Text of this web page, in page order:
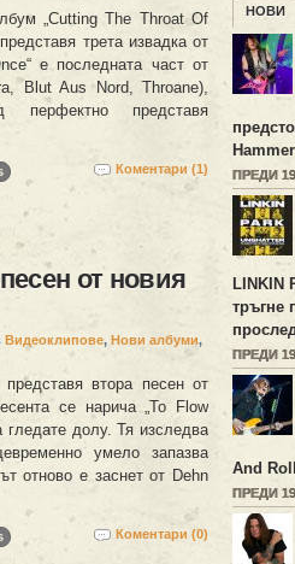
„Cutting The Throat Of
трета извадка от
е последната част от
Blut Aus Nord, Throane),
представя
Коментари (1)
от новия
Видеоклипове, Нови албуми,
втора песен от
се нарича „To Flow
долу. Тя изследва
умело запазва
отново е заснет от Dehn
Коментари (0)
НОВИ
Hammer
ПРЕДИ
LINKIN
тръгне
ПРЕДИ
And
ПРЕДИ